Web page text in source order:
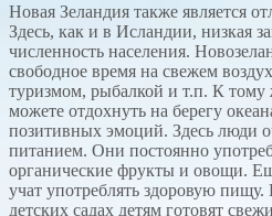
Новая Зеландия также является
Здесь, как и в Исландии, низкая
численность населения.
свободное время на свежем
туризмом, рыбалкой и т.п. К
можете отдохнуть на берегу
позитивных эмоций. Здесь люди
питанием. Они постоянно
органические фрукты и овощи.
учат употреблять здоровую
детских садах детям готовят